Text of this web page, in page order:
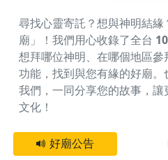
尋找心靈寄託？想與神明結
廟」！我們用心收錄了全台
想拜哪位神明、在哪個地區
功能，找到與您有緣的好廟。
我們，一同分享您的故事，
文化！
好廟公告